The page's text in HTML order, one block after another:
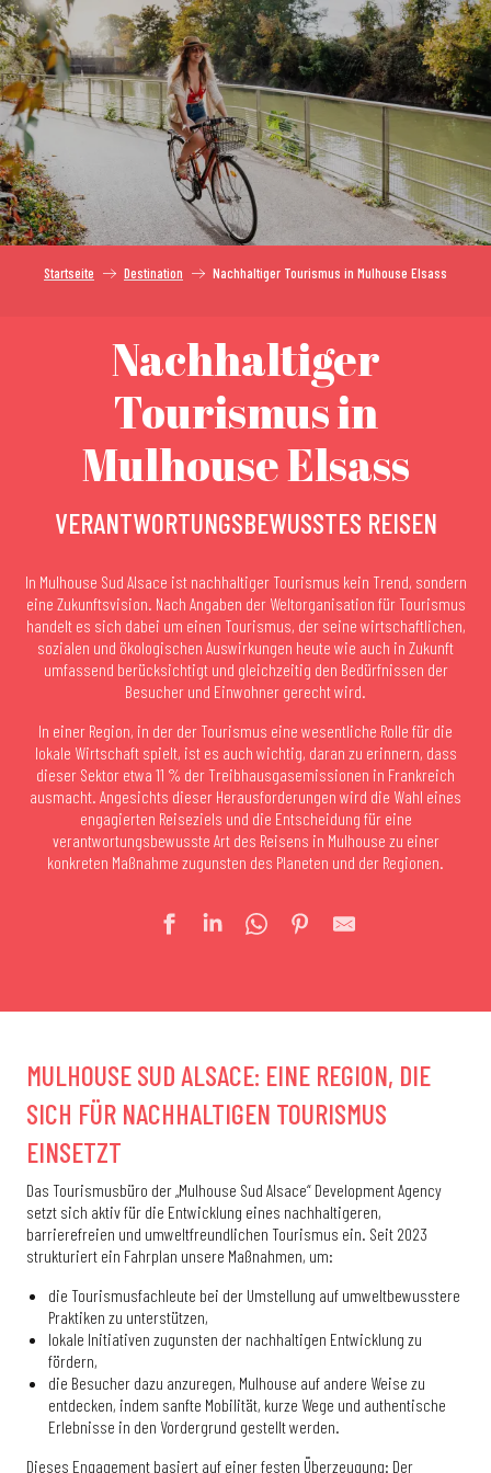
Aller
au
contenu
principal
Startseite Destination Nachhaltiger Tourismus in Mulhouse Elsass
Nachhaltiger
Tourismus in
Mulhouse Elsass
VERANTWORTUNGSBEWUSSTES REISEN
In Mulhouse Sud Alsace ist nachhaltiger Tourismus kein Trend, sondern
eine Zukunftsvision. Nach Angaben der Weltorganisation für Tourismus
handelt es sich dabei um einen Tourismus, der seine wirtschaftlichen,
sozialen und ökologischen Auswirkungen heute wie auch in Zukunft
umfassend berücksichtigt und gleichzeitig den Bedürfnissen der
Besucher und Einwohner gerecht wird.
In einer Region, in der der Tourismus eine wesentliche Rolle für die
lokale Wirtschaft spielt, ist es auch wichtig, daran zu erinnern, dass
dieser Sektor etwa 11 % der Treibhausgasemissionen in Frankreich
ausmacht. Angesichts dieser Herausforderungen wird die Wahl eines
engagierten Reiseziels und die Entscheidung für eine
verantwortungsbewusste Art des Reisens in Mulhouse zu einer
konkreten Maßnahme zugunsten des Planeten und der Regionen.
MULHOUSE SUD ALSACE: EINE REGION, DIE
SICH FÜR NACHHALTIGEN TOURISMUS
EINSETZT
Das Tourismusbüro der „Mulhouse Sud Alsace“ Development Agency
setzt sich aktiv für die Entwicklung eines nachhaltigeren,
barrierefreien und umweltfreundlichen Tourismus ein. Seit 2023
strukturiert ein Fahrplan unsere Maßnahmen, um:
die Tourismusfachleute bei der Umstellung auf umweltbewusstere
Praktiken zu unterstützen,
lokale Initiativen zugunsten der nachhaltigen Entwicklung zu
fördern,
die Besucher dazu anzuregen, Mulhouse auf andere Weise zu
entdecken, indem sanfte Mobilität, kurze Wege und authentische
Erlebnisse in den Vordergrund gestellt werden.
Dieses Engagement basiert auf einer festen Überzeugung: Der